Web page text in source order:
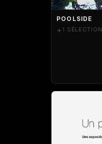
POOLSIDE
+ 1 SÉLECTION